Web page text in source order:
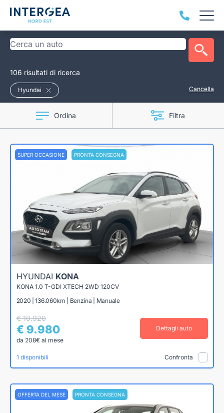
106 risultati di ricerca
Hyundai Cancella
Ordina Filtra
SUPER OCCASIONE PRONTA CONSEGNA
HYUNDAI KONA
KONA 1.0 T-GDI XTECH 2WD 120CV
2020 | 136.060km | Benzina | Manuale
€ 10.920
€ 9.980
da 208€ al mese
Dettagli auto
1 disponibili Confronta
OFFERTA DEL MESE PRONTA CONSEGNA